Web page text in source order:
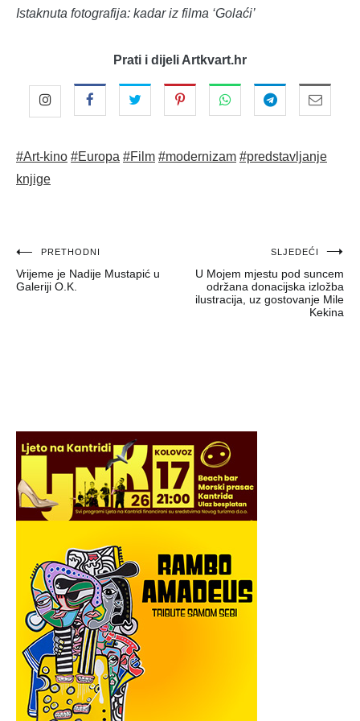
Istaknuta fotografija: kadar iz filma ‘Golaći’
Prati i dijeli Artkvart.hr
#Art-kino #Europa #Film #modernizam #predstavljanje
knjige
Navigacija
objava
PRETHODNI
Vrijeme je Nadije Mustapić u
Galeriji O.K.
SLJEDEĆI
U Mojem mjestu pod suncem
održana donacijska izložba
ilustracija, uz gostovanje Mile
Kekina